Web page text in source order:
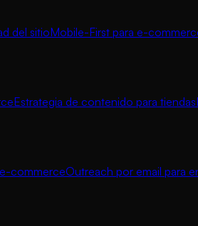
del sitioMobile-First para e-
Estrategia de contenido para tiendas
commerceOutreach por email para